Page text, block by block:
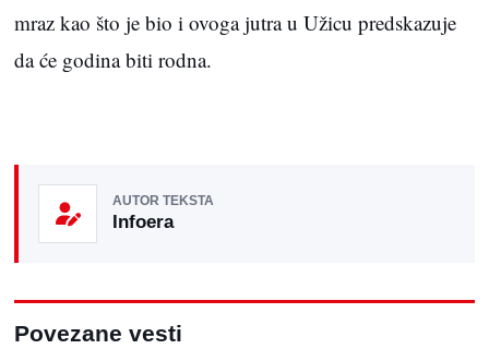
mraz kao što je bio i ovoga jutra u Užicu predskazuje
da će godina biti rodna.
AUTOR TEKSTA
Infoera
Povezane vesti